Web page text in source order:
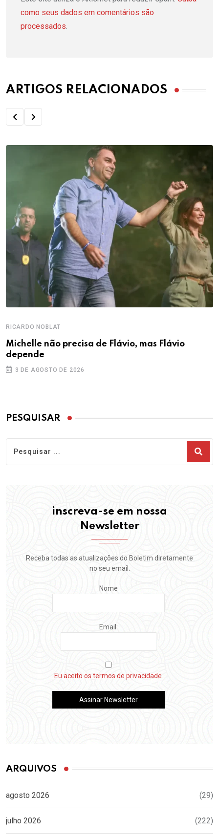
como seus dados em comentários são
processados.
ARTIGOS RELACIONADOS
RICARDO NOBLAT
Michelle não precisa de Flávio, mas Flávio
depende
3 DE AGOSTO DE 2026
PESQUISAR
inscreva-se em nossa
Newsletter
Receba todas as atualizações do Boletim diretamente
no seu email.
Nome
Email:
Eu aceito os termos de privacidade.
ARQUIVOS
agosto 2026 (29)
julho 2026 (222)